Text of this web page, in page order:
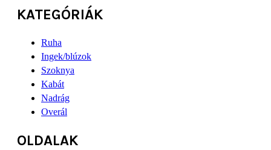
KATEGÓRIÁK
Ruha
Ingek/blúzok
Szoknya
Kabát
Nadrág
Overál
OLDALAK